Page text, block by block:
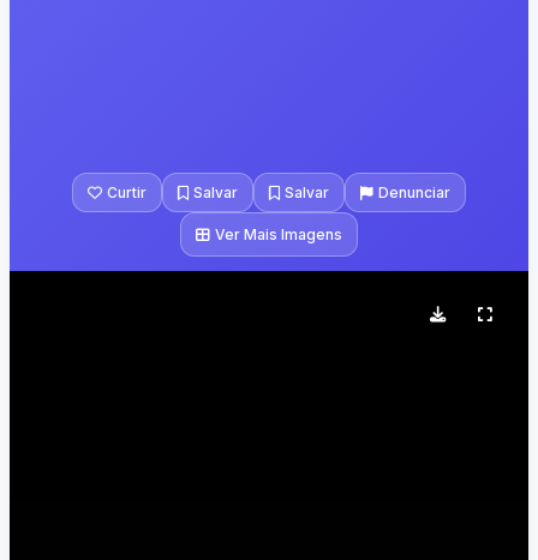
Curtir Salvar Salvar Denunciar
Ver Mais Imagens